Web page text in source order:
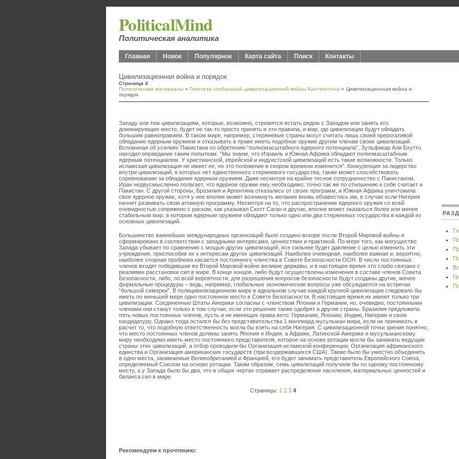
PoliticalMind
Политическая аналитика
Главная Новое Популярное Карта сайта Поиск Контакты
Цивилизационная война и порядок
Страница 4
Политические материалы » Гипотеза глобальной цивилизационной войны Хантингтона » Цивилизационная война и
порядок
Западу или тем цивилизациям, которые, возможно, стремятся встать рядом с Западом или занять его
доминирующее место, будет не так-то просто принять и эти правила, и мир, где цивилизации будут обладать
большим равноправием. В таком мире, например, стержневые страны могут считать лишь своей прерогативой
обладание ядерным оружием и отказывать в праве иметь подобное оружие другим членам своих цивилизаций.
Вспоминая об усилиях Пакистана по обретению “полномасштабного ядерного потенциала”, Зульфикар Али Бхутто
находил оправдание таким попыткам: “Мы знаем, что Израиль и Южная Африка обладают полномасштабным
ядерным потенциалом. У христианской, еврейской и индуистской цивилизаций есть такие возможности. Только
исламская цивилизация не имеет ее, но это положение в скором времени изменится”. Конкуренция за лидерство
внутри цивилизаций, в которых нет единственного стержневого государства, также может способствовать
соревнованию за обладание ядерным оружием. Даже несмотря на крайне тесное сотрудничество с Пакистаном,
Иран недвусмысленно полагает, что ядерное оружие ему необходимо; точно так же по отношению к себе считает и
Пакистан. С другой стороны, Бразилия и Аргентина отказались от своих программ, и Южная Африка уничтожила
свое ядерное оружие, хотя у нее вполне может возникнуть желание вновь обзавестись им, в случае если Нигерия
начнет развивать свою атомную программу. Несмотря на то, что распространение ядерного оружия со всей
очевидностью сопряжено с риском, как указывал Скотт Саган и другие, вполне может оказаться более или менее
стабильным мир, в котором ядерным оружием обладают только одно или два стержневых государства в каждой из
основных цивилизаций.
Большинство важнейших международных организаций было создано вскоре после Второй Мировой войны и
сформировано в соответствии с западными интересами, ценностями и практикой. По мере того, как могущество
Запада убывает по сравнению с мощью других цивилизаций, все сильнее будет давление с целью изменить эти
учреждения, приспособив их к интересам других цивилизаций. Наиболее очевидная, наиболее важная и, вероятно,
наиболее спорная проблема касается постоянного членства в Совете Безопасности ООН. В число постоянных
членов входят победившие во Второй Мировой войне великие державы, и в настоящее время это слабо связано с
реалиями расстановки сил в мире. В конце концов, либо будут осуществлены изменения в составе членов Совета
Безопасности, либо, по всей вероятности, для разрешения вопросов безопасности будут созданы другие, менее
формальные процедуры – ведь, например, глобальные экономические вопросы уже обсуждаются на встречах
“большой семерки”. В полицивилизационном мире в идеальном случае каждой крупной цивилизации следовало бы
иметь по меньшей мере одно постоянное место в Совете Безопасности. В настоящее время их имеют только три
цивилизации. Соединенные Штаты Америки согласны с членством Японии и Германии, но, очевидно, постоянными
членами они станут только в том случае, если это решение также одобрят и другие страны. Бразилия предложила
пять новых постоянных членов, пусть и не имеющих права вето: Германию, Японию, Индию, Нигерию и свою
кандидатуру. Однако тогда остался бы без представительства 1 миллиард мусульман мира, если не принимать в
расчет то, что подобную ответственность могла бы взять на себя Нигерия. С цивилизационной точки зрения понятно,
что место постоянных членов должны занять Япония и Индия, а Африке, Латинской Америке и мусульманскому
миру необходимо иметь место постоянного представителя, которое на основе ротации могли бы занимать ведущие
страны этих цивилизаций, а отбор проводили бы Организация исламской конференции, Организация африканского
единства и Организация американских государств (при воздержавшихся США). Также было бы уместно объединить
в одно места, занимаемые Великобританией и Францией, его будет занимать представитель Европейского Союза,
определяемый Союзом на основе ротации. Таким образом, семь цивилизаций получили бы по одному постоянному
месту, а у Запада было бы два, что в общих чертах отражает распределение населения, материальных ценностей и
баланса сил в мире.
Страницы: 1 2 3 4
Рекомендуем к прочтению: